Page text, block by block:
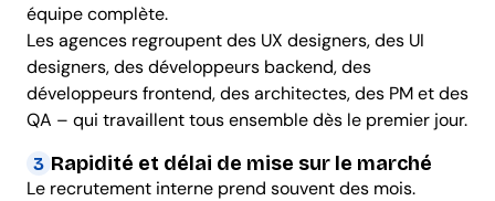
équipe complète.
Les agences regroupent des UX designers, des UI
designers, des développeurs backend, des
développeurs frontend, des architectes, des PM et des
QA – qui travaillent tous ensemble dès le premier jour.
3 Rapidité et délai de mise sur le marché
Le recrutement interne prend souvent des mois.